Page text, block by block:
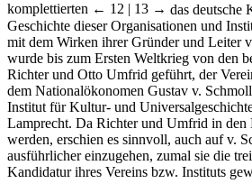
komplettierten ← 12 | 13 → das deutsche
Geschichte dieser Organisationen und
mit dem Wirken ihrer Gründer und Leiter
wurde bis zum Ersten Weltkrieg von den
Richter und Otto Umfrid geführt, der
dem Nationalökonomen Gustav v.
Institut für Kultur- und
Lamprecht. Da Richter und Umfrid in den
werden, erschien es sinnvoll, auch auf v.
ausführlicher einzugehen, zumal sie die
Kandidatur ihres Vereins bzw. Instituts